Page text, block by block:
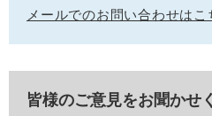
メールでのお問い合わせはこ
皆様のご意見をお聞かせ